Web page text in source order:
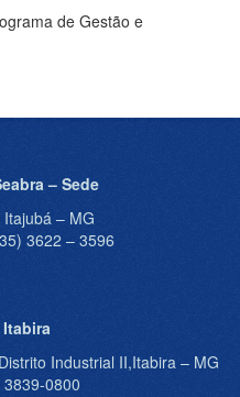
de Gestão e
– Sede
– MG
3622 – 3596
Industrial II,Itabira – MG
0800